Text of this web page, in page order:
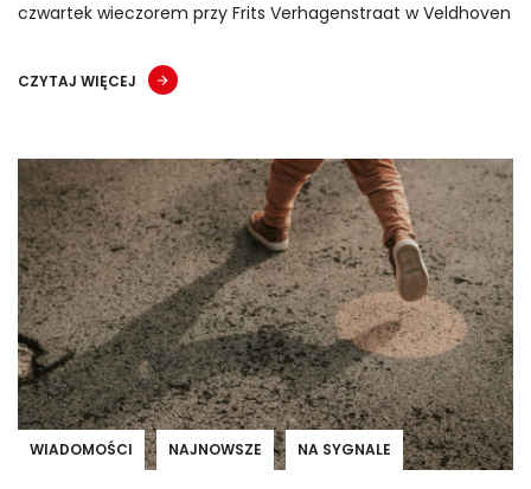
czwartek wieczorem przy Frits Verhagenstraat w Veldhoven
CZYTAJ WIĘCEJ
WIADOMOŚCI NAJNOWSZE NA SYGNALE